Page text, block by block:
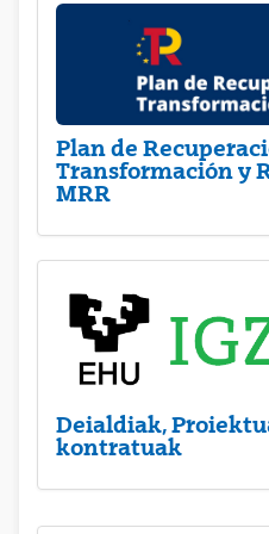
Plan de
Transformación y
MRR
Deialdiak,
kontratuak